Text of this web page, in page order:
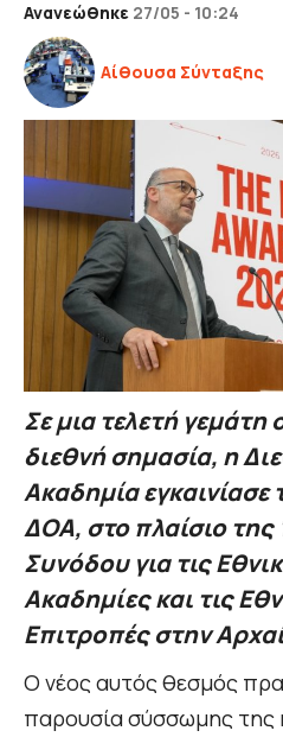
Ανανεώθηκε 27/05 - 10:24
Αίθουσα Σύνταξης
Σε μια τελετή γεμάτη
διεθνή σημασία, η
Ακαδημία
ΔΟΑ, στο πλαίσιο της
Συνόδου για τις
Ακαδημίες και τις
Επιτροπές στην
Ο νέος αυτός θεσμός
παρουσία σύσσωμης της